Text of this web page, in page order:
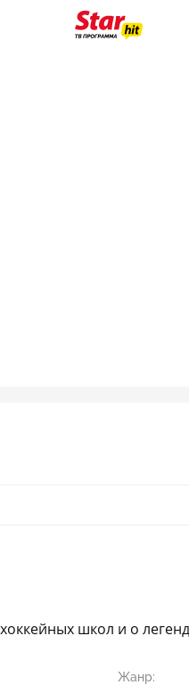
школ и о
Жанр: